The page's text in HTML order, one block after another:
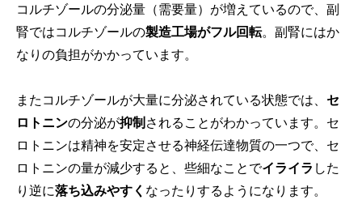
コルチゾールの分泌量（需要量）が増えているので、副
腎ではコルチゾールの製造工場がフル回転。副腎にはか
なりの負担がかかっています。
またコルチゾールが大量に分泌されている状態では、 セ
ロトニンの分泌が抑制 されることがわかっています。セ
ロトニンは精神を安定させる神経伝達物質の一つで、セ
ロトニンの量が減少すると、些細なことでイライラ した
り逆に落ち込みやすく なったりするようになります。